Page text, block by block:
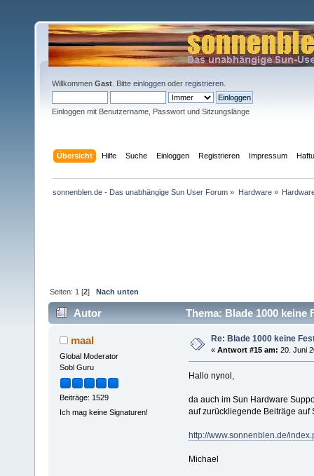
Willkommen Gast . Bitte einloggen oder registrieren
Einloggen mit Benutzername, Passwort und Sitzungslänge
Übersicht Hilfe Suche Einloggen Registrieren Impressum
sonnenblen.de - Das unabhängige Sun User Forum » Hardware»
Seiten: 1 [2]Nach unten
Autor Thema: Blade 1000 keine
maal
Global Moderator
Sobl Guru
Beiträge: 1529
Ich mag keine Signaturen!
Re: Blade 1000 keine
« Antwort #15 am: 20. Juni
Hallo nynol,
da auch im Sun Hardware
auf zurückliegende Beiträge auf
http://www.sonnenblen.de/
Michael